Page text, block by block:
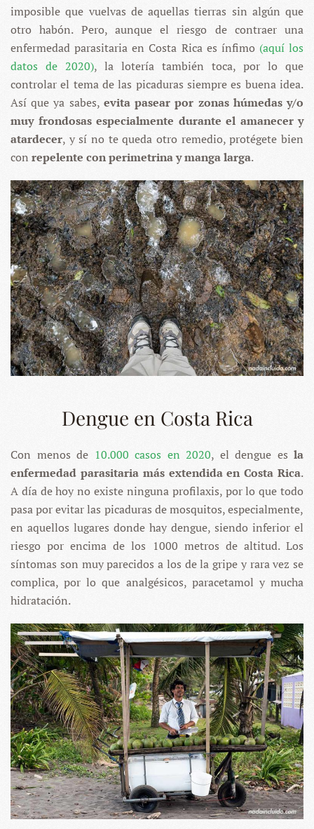
imposible que vuelvas de aquellas tierras sin algún que
otro habón. Pero, aunque el riesgo de contraer una
enfermedad parasitaria en Costa Rica es ínfimo (aquí los
datos de 2020), la lotería también toca, por lo que
controlar el tema de las picaduras siempre es buena idea.
Así que ya sabes, evita pasear por zonas húmedas y/o
muy frondosas especialmente durante el amanecer y
atardecer, y sí no te queda otro remedio, protégete bien
con repelente con perimetrina y manga larga.
Dengue en Costa Rica
Con menos de 10.000 casos en 2020, el dengue es la
enfermedad parasitaria más extendida en Costa Rica.
A día de hoy no existe ninguna profilaxis, por lo que todo
pasa por evitar las picaduras de mosquitos, especialmente,
en aquellos lugares donde hay dengue, siendo inferior el
riesgo por encima de los 1000 metros de altitud. Los
síntomas son muy parecidos a los de la gripe y rara vez se
complica, por lo que analgésicos, paracetamol y mucha
hidratación.